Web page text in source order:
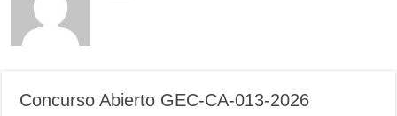
Concurso Abierto GEC-CA-013-2026